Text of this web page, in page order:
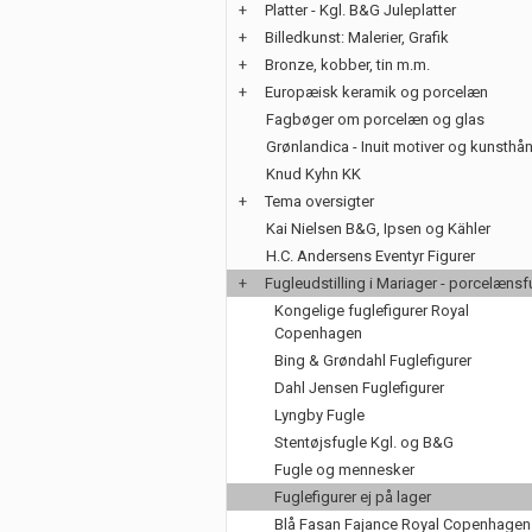
+
Platter - Kgl. B&G Juleplatter
+
Billedkunst: Malerier, Grafik
+
Bronze, kobber, tin m.m.
+
Europæisk keramik og porcelæn
Fagbøger om porcelæn og glas
Grønlandica - Inuit motiver og
Knud Kyhn KK
+
Tema oversigter
Kai Nielsen B&G, Ipsen og Kähler
H.C. Andersens Eventyr Figurer
+
Fugleudstilling i Mariager -
Kongelige fuglefigurer Royal
Copenhagen
Bing & Grøndahl Fuglefigurer
Dahl Jensen Fuglefigurer
Lyngby Fugle
Stentøjsfugle Kgl. og B&G
Fugle og mennesker
Fuglefigurer ej på lager
Blå Fasan Fajance Royal Copenhagen